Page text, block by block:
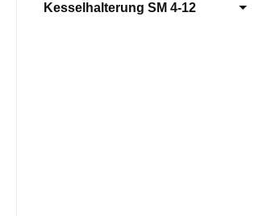
Kesselhalterung SM 4-12